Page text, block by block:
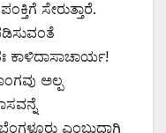
ಸೇರುತ್ತಾರೆ.
ಕಾಳಿದಾಸಾಚಾರ್ಯ!
ಅಲ್ಪ
ಎಂಬುದಾಗಿ